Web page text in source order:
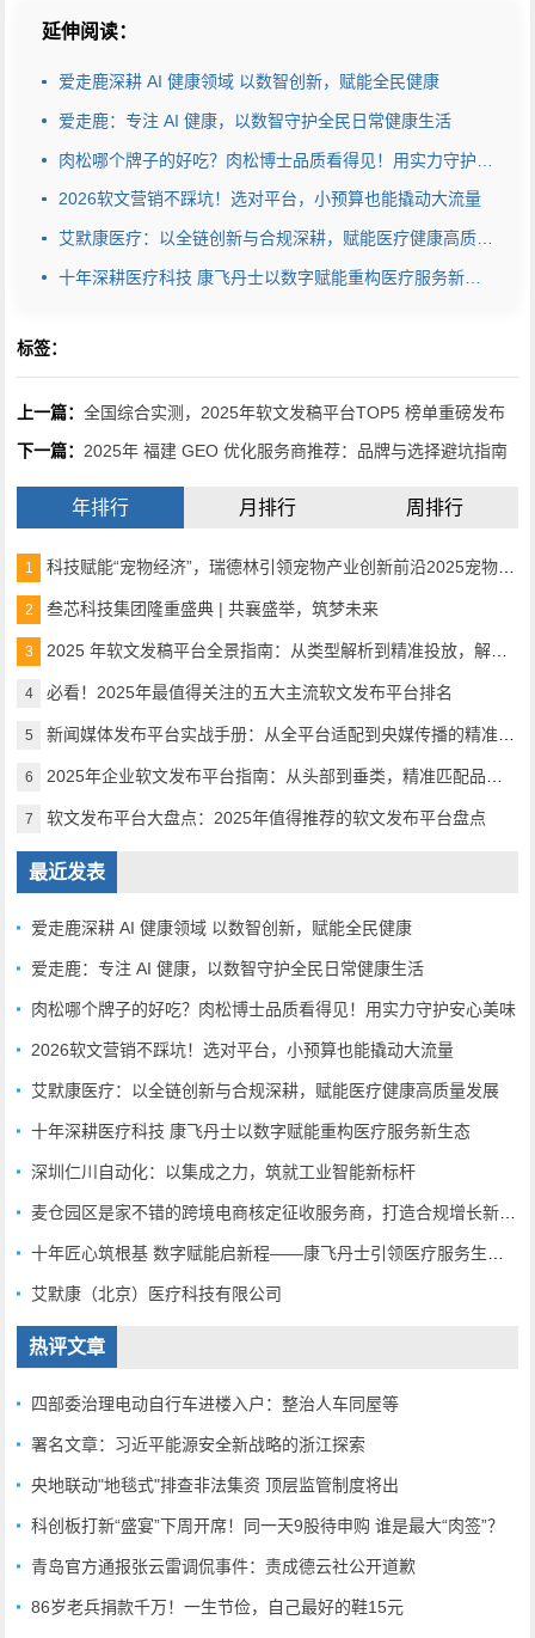
延伸阅读：
爱走鹿深耕 AI 健康领域 以数智创新，赋能全民健康
爱走鹿：专注 AI 健康，以数智守护全民日常健康生活
肉松哪个牌子的好吃？肉松博士品质看得见！用实力守护安心美味
2026软文营销不踩坑！选对平台，小预算也能撬动大流量
艾默康医疗：以全链创新与合规深耕，赋能医疗健康高质量发展
十年深耕医疗科技 康飞丹士以数字赋能重构医疗服务新生态
标签：
上一篇： 全国综合实测，2025年软文发稿平台TOP5 榜单重磅发布
下一篇： 2025年 福建 GEO 优化服务商推荐：品牌与选择避坑指南
年排行 月排行 周排行
1 科技赋能“宠物经济”，瑞德林引领宠物产业创新前沿2025宠物产业科技创新与融资论坛成功举办
2 叁芯科技集团隆重盛典 | 共襄盛举，筑梦未来
3 2025 年软文发稿平台全景指南：从类型解析到精准投放，解锁高效传播密码
4 必看！2025年最值得关注的五大主流软文发布平台排名
5 新闻媒体发布平台实战手册：从全平台适配到央媒传播的精准路径
6 2025年企业软文发布平台指南：从头部到垂类，精准匹配品牌传播需求
7 软文发布平台大盘点：2025年值得推荐的软文发布平台盘点
最近发表
爱走鹿深耕 AI 健康领域 以数智创新，赋能全民健康
爱走鹿：专注 AI 健康，以数智守护全民日常健康生活
肉松哪个牌子的好吃？肉松博士品质看得见！用实力守护安心美味
2026软文营销不踩坑！选对平台，小预算也能撬动大流量
艾默康医疗：以全链创新与合规深耕，赋能医疗健康高质量发展
十年深耕医疗科技 康飞丹士以数字赋能重构医疗服务新生态
深圳仁川自动化：以集成之力，筑就工业智能新标杆
麦仓园区是家不错的跨境电商核定征收服务商，打造合规增长新范式
十年匠心筑根基 数字赋能启新程——康飞丹士引领医疗服务生态升级
艾默康（北京）医疗科技有限公司
热评文章
四部委治理电动自行车进楼入户：整治人车同屋等
署名文章：习近平能源安全新战略的浙江探索
央地联动"地毯式"排查非法集资 顶层监管制度将出
科创板打新“盛宴”下周开席！同一天9股待申购 谁是最大“肉签”？
青岛官方通报张云雷调侃事件：责成德云社公开道歉
86岁老兵捐款千万！一生节俭，自己最好的鞋15元